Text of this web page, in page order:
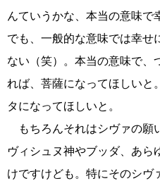
んていうかな、本当の意味で
でも、一般的な意味では幸せ
ない（笑）。本当の意味で
れば、菩薩になってほしいと
タになってほしいと。
もちろんそれはシヴァの願
ヴィシュヌ神やブッダ、あら
けですけども。特にそのシヴ